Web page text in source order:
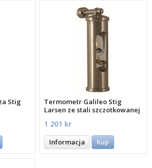
Stig
Termometr Galileo Stig
Larsen ze stali szczotkowanej
1 201 kr
Informacja Kup